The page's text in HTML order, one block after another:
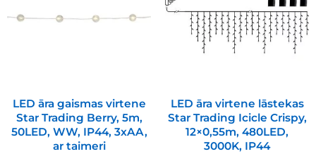
LED āra gaismas virtene
Star Trading Berry, 5m,
50LED, WW, IP44, 3xAA,
ar taimeri
LED āra virtene lāstekas
Star Trading Icicle Crispy,
12×0,55m, 480LED,
3000K, IP44